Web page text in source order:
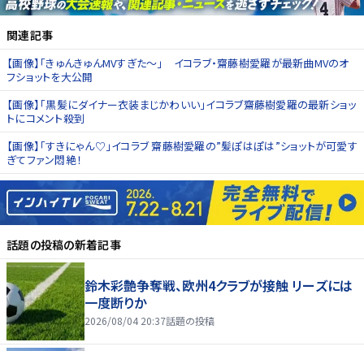
関連記事
【画像】「きゅんきゅんMVすぎた〜」 イコラブ・齋藤樹愛羅が最新曲MVのオ
フショットを大公開
【画像】「黒髪にダイナー衣装まじかわいい」イコラブ齋藤樹愛羅の最新ショッ
トにコメント殺到
【画像】「すきにゃん♡」イコラブ 齋藤樹愛羅の”髪ぽはぽは”ショットが可愛す
ぎてファン悶絶！
話題の投稿の新着記事
鈴木彩艶争奪戦、欧州4クラブが接触 リーズには
一度断りか
2026/08/04 20:37話題の投稿